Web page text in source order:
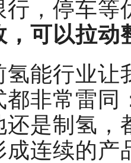
行，停车等
，可以拉动
氢能行业让
都非常雷
是制氢，
成连续的产